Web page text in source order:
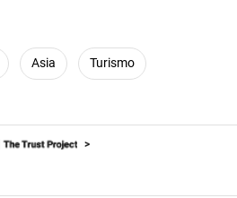
Asia Turismo